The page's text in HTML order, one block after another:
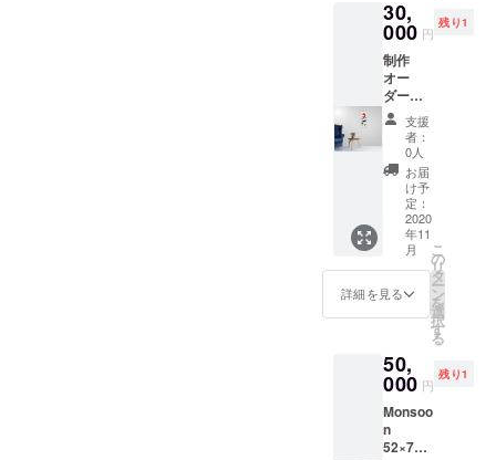
物画は
付きま
せん
30,
000 円
残り1
制作
オー
ダー
F10号サ
イズ
キャン
バスか
パネル
お好き
な曲、
歌、自
然音を
テーマ
に制作
いたし
ま
一点だ
け制作
させて
いただ
きま
す。 ※
支援
者：
0人
お届
け予
定：
2020
年11
月
詳細を見る
こ
の
リ
タ
ー
ン
を
選
択
す
る
50,
000 円
残り1
Monsoo
n
52×74c